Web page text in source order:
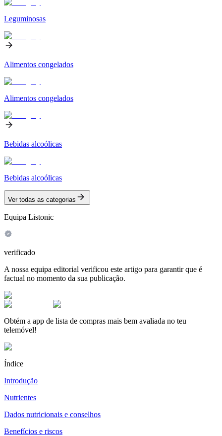
Leguminosas
Alimentos congelados
Alimentos congelados
Bebidas alcoólicas
Bebidas alcoólicas
Ver todas as categorias
Equipa Listonic
verificado
A nossa equipa editorial verificou este artigo para garantir que é
factual no momento da sua publicação.
Obtém a app de lista de compras mais bem avaliada no teu
telemóvel!
Índice
Introdução
Nutrientes
Dados nutricionais e conselhos
Benefícios e riscos